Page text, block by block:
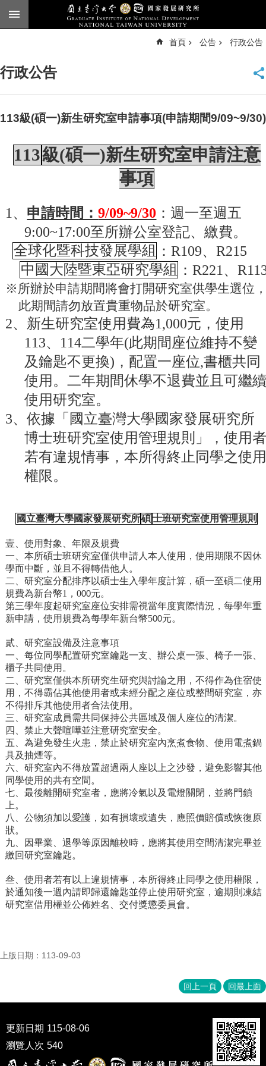
跳到主要內容區塊
臺
頁
公
告
簡
本
所
成
員
博
國
家
發
展
研
究
期
刊
試
專
區
所
學
會
首頁 公告 行政公告
行政公告
113級(碩一)新生研究室申請事項(申請期間9/09~9/30)
113級(碩一)新生研究室申請注意
事項
1 、 申請時間：9/09~9/30 ：週一至週五
9:00~17:00至所辦公室登記、繳費。
全球化暨科技發展學組
：R109、R215
中國大陸暨東亞研究學組
：R221、
※所辦於申請期間將會打開研究室供學生選位
此期間請勿放置貴重物品於研究室。
2、新生研究室使用費為1,000元，使用
113、114二學年(此期間座位維持不變
及鑰匙不更換)，配置一座位,書櫃共同
使用。二年期間休學不退費並且可繼
使用研究室。
3、依據「國立臺灣大學國家發展研究所
博士班研究室使用管理規則」，使用
若有違規情事，本所得終止同學之使
權限。
國立臺灣大學國家發展研究所碩 士班研究室使用管理規則
壹、使用對象、年限及規費
一、本所碩士班研究室僅供申請人本人使用，使用期限不因休
學而中斷，並且不得轉借他人。
二、研究室分配排序以碩士生入學年度計算，碩一至碩二使用
規費為新台幣1 ，000元。
第三學年度起研究室座位安排需視當年度實際情況，每學年重
新申請，使用規費為每學年新台幣500元。
貳、研究室設備及注意事項
一、每位同學配置研究室鑰匙一支、辦公桌一張、椅子一張、
櫃子共同使用。
二、研究室僅供本所研究生研究與討論之用，不得作為住宿使
用，不得霸佔其他使用者或未經分配之座位或整間研究室，亦
不得排斥其他使用者合法使用。
三、研究室成員需共同保持公共區域及個人座位的清潔。
四、禁止大聲喧嘩並注意研究室安全。
五、為避免發生火患，禁止於研究室內烹煮食物、使用電煮鍋
具及抽煙等。
六、研究室內不得放置超過兩人座以上之沙發，避免影響其他
同學使用的共有空間。
七、最後離開研究室者，應將冷氣以及電燈關閉，並將門鎖
上。
八、公物須加以愛護，如有損壞或遺失，應照價賠償或恢復原
狀。
九、因畢業、退學等原因離校時，應將其使用空間清潔完畢並
繳回研究室鑰匙。
叁、使用者若有以上違規情事，本所得終止同學之使用權限，
於通知後一週內請即歸還鑰匙並停止使用研究室，逾期則凍結
研究室借用權並公佈姓名、交付獎懲委員會。
上版日期：113-09-03
回上一頁 回最上面
更新日期 115-08-06
瀏覽人次 540